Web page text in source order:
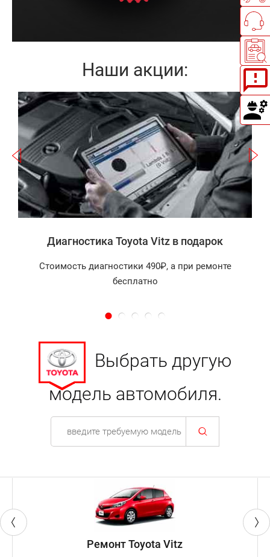
Наши акции:
Записаться
Диагностика Toyota Vitz в подарок
Стоимость диагностики 490₽, а при ремонте
бесплатно
Выбрать другую
модель автомобиля.
Ремонт Toyota Vitz